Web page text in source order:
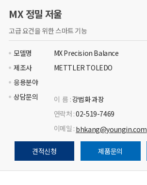
MX 정밀 저울
고급 요건을 위한 스마트 기능
모델명
MX Precision Balance
제조사
METTLER TOLEDO
응용분야
상담문의
이 름 :강법화 과장
연락처 :02-519-7469
이메일 : bhkang@youngin.com
견적신청 제품문의